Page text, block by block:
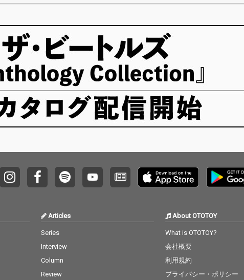
Articles
Series
Interview
Column
Review
About OTOTOY
What is OTOTOY?
会社概要
利用規約
プライバシー・ポリシー